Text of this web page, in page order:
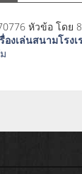
หัวข้อ โดย
องเล่นสนามโรงเ